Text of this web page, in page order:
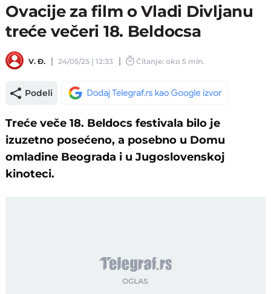
Ovacije za film o Vladi Divljanu
treće večeri 18. Beldocsa
V. Đ. 24/05/25 | 12:33 Čitanje: oko 5 min.
Podeli
Treće veče 18. Beldocs festivala bilo je
izuzetno posećeno, a posebno u Domu
omladine Beograda i u Jugoslovenskoj
kinoteci.